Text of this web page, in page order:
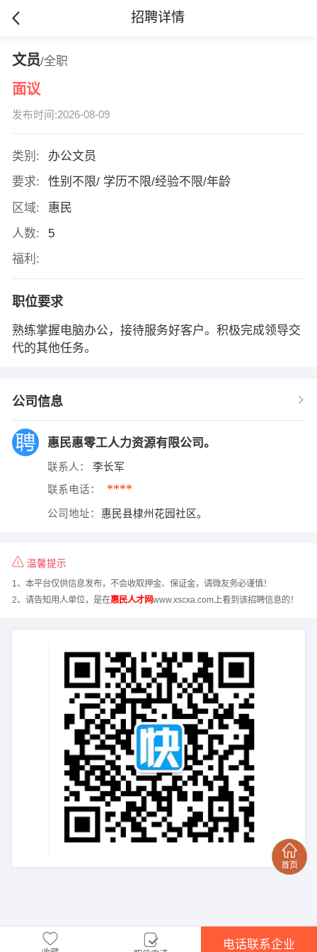
招聘详情
文员/全职
面议
发布时间:2026-08-09
类别:
办公文员
要求:
性别不限/ 学历不限/经验不限/年龄
区域:
惠民
人数:
5
福利:
职位要求
熟练掌握电脑办公，接待服务好客户。积极完成领导交
代的其他任务。
公司信息
惠民惠零工人力资源有限公司。
联系人： 李长军
联系电话： ****
公司地址： 惠民县棣州花园社区。
温馨提示
1、本平台仅供信息发布，不会收取押金、保证金，请微友务必谨慎！
2、请告知用人单位，是在惠民人才网www.xscxa.com上看到该招聘信息的！
电话联系企业